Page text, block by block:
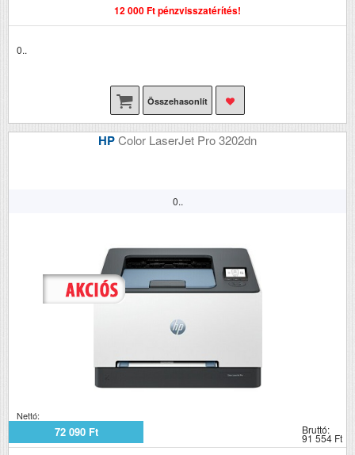
12 000 Ft pénzvisszatérítés!
0..
Összehasonlít
HPColor LaserJet Pro 3202dn
0..
Nettó:
72 090 Ft Bruttó:
91 554 Ft